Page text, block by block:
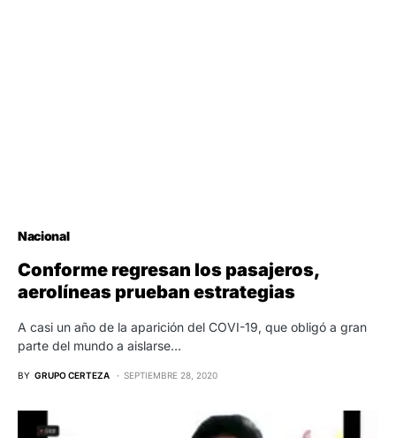
Nacional
Conforme regresan los pasajeros,
aerolíneas prueban estrategias
A casi un año de la aparición del COVI-19, que obligó a gran
parte del mundo a aislarse…
BY GRUPO CERTEZA SEPTIEMBRE 28, 2020